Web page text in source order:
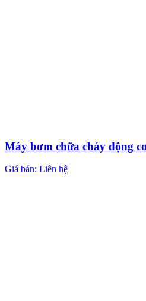
Máy bơm chữa cháy động
Giá bán: Liên hệ